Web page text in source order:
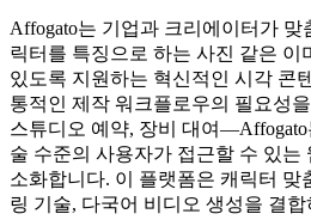
Affogato는 기업과 크리에이터가 맞
릭터를 특징으로 하는 사진 같은 이
있도록 지원하는 혁신적인 시각 콘
통적인 제작 워크플로우의 필요성
스튜디오 예약, 장비 대여—Affogato
술 수준의 사용자가 접근할 수 있는
소화합니다. 이 플랫폼은 캐릭터 맞
링 기술, 다국어 비디오 생성을 결